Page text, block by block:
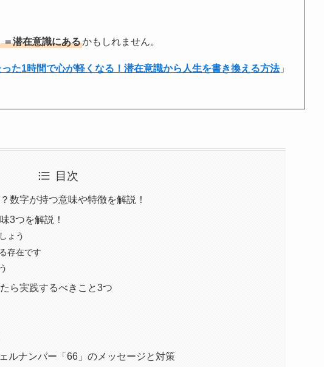
潜在意識にあるかもしれません。
った1時間で心が軽くなる！潜在意識から人生を書き換える方法」
目次
数字が持つ意味や特徴を解説！
3つを解説！
ょう
存在です
ら実践するべきこと3つ
ルナンバー「66」のメッセージと対策